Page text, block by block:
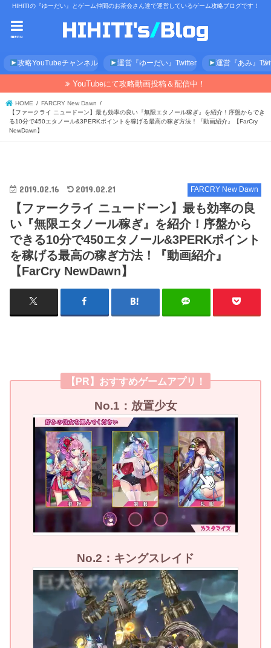
HIHITIの『ゆーだい』とゲーム仲間のお茶会さん達で運営しているゲーム攻略ブログです！
menu
攻略YouTubeチャンネル 運営『ゆーだい』Twitter 運営『あみ』
YouTubeにて攻略動画投稿＆配信中！
HOME
FARCRY New Dawn
【ファークライ ニュードーン】最も効率の良い『無限エタノール稼ぎ』を紹介！序盤からでき
る10分で450エタノール&3PERKポイントを稼げる最高の稼ぎ方法！『動画紹介』【FarCry
NewDawn】
FARCRY New Dawn
2019.02.16 2019.02.21
【ファークライ ニュードーン】最も効率の良
い『無限エタノール稼ぎ』を紹介！序盤から
できる10分で450エタノール&3PERKポイント
を稼げる最高の稼ぎ方法！『動画紹介』
【FarCry NewDawn】
【PR】おすすめゲームアプリ！
No.1：放置少女
No.2：キングスレイド